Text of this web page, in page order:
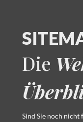
Die
Sind Sie noch